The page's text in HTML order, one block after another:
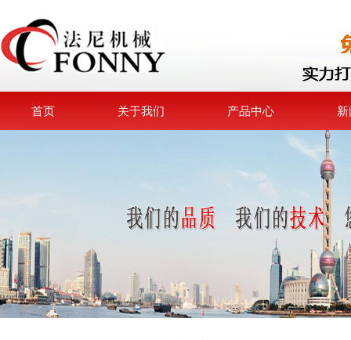
首页 关于我们 产品中心